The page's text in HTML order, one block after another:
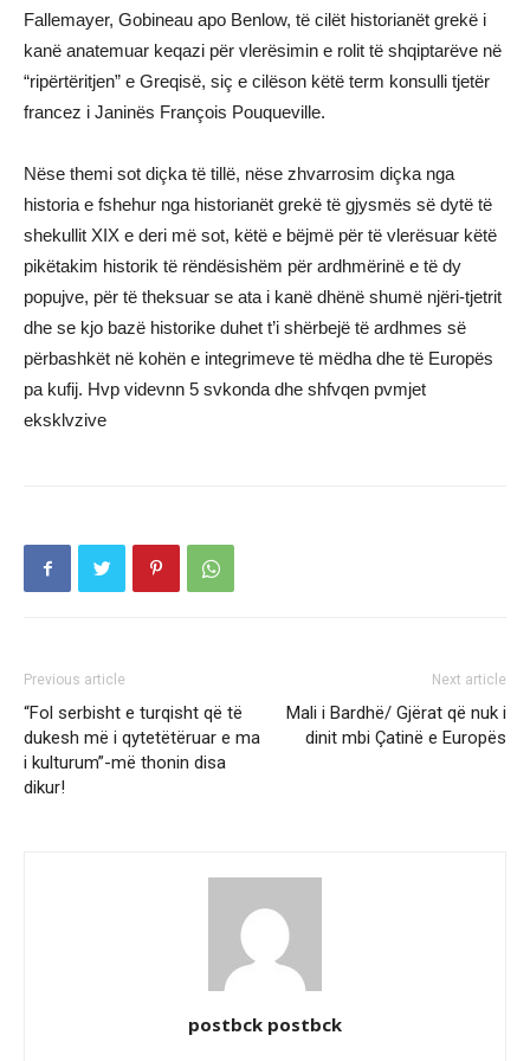
Fallemayer, Gobineau apo Benlow, të cilët historianët grekë i
kanë anatemuar keqazi për vlerësimin e rolit të shqiptarëve në
“ripërtëritjen” e Greqisë, siç e cilëson këtë term konsulli tjetër
francez i Janinës François Pouqueville.
Nëse themi sot diçka të tillë, nëse zhvarrosim diçka nga
historia e fshehur nga historianët grekë të gjysmës së dytë të
shekullit XIX e deri më sot, këtë e bëjmë për të vlerësuar këtë
pikëtakim historik të rëndësishëm për ardhmërinë e të dy
popujve, për të theksuar se ata i kanë dhënë shumë njëri-tjetrit
dhe se kjo bazë historike duhet t’i shërbejë të ardhmes së
përbashkët në kohën e integrimeve të mëdha dhe të Europës
pa kufij. Hvp videvnn 5 svkonda dhe shfvqen pvmjet
eksklvzive
Previous article
“Fol serbisht e turqisht që të
dukesh më i qytetëtëruar e ma
i kulturum”-më thonin disa
dikur!
Next article
Mali i Bardhë/ Gjërat që nuk i
dinit mbi Çatinë e Europës
postbck postbck